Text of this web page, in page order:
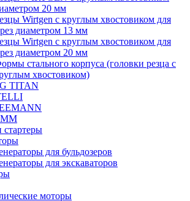
20 мм
Wirtgen с круглым хвостовиком для
диаметром 13 мм
Wirtgen с круглым хвостовиком для
диаметром 20 мм
стального корпуса (головки резца с
хвостовиком)
TITAN
стартеры
для бульдозеров
для экскаваторов
моторы